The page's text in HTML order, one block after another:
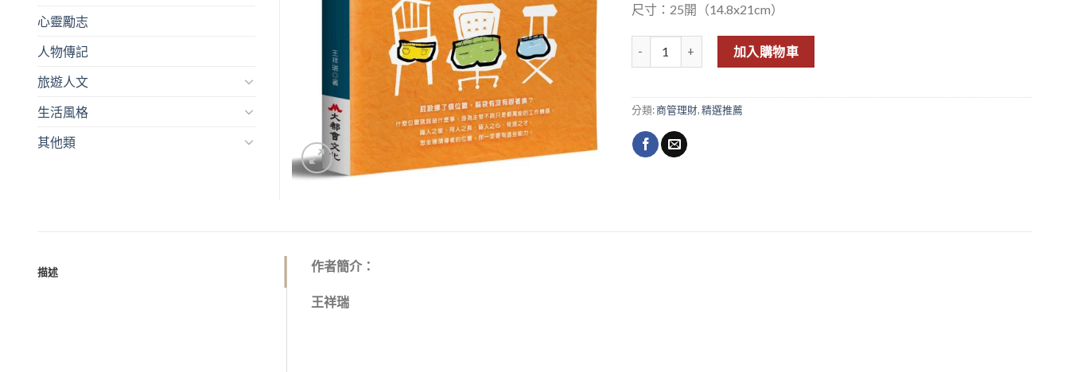
尺寸：25開（14.8x21cm）
屁股管理學 數量 加入購物車
分類:商管理財,精選推薦
心靈勵志
人物傳記
旅遊人文
生活風格
其他類
描述 作者簡介：
王祥瑞